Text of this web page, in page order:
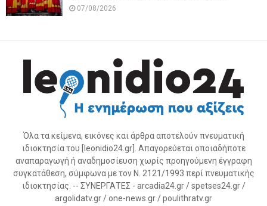
07/08/2026
Όλα τα κείμενα, εικόνες και άρθρα αποτελούν πνευματική
ιδιοκτησία του [leonidio24.gr]. Απαγορεύεται οποιαδήποτε
αναπαραγωγή ή αναδημοσίευση χωρίς προηγούμενη έγγραφη
συγκατάθεση, σύμφωνα με τον Ν. 2121/1993 περί πνευματικής
ιδιοκτησίας. -- ΣΥΝΕΡΓΑΤΕΣ - arcadia24.gr / spetses24.gr /
argolidatv.gr / one-news.gr / poulithratv.gr